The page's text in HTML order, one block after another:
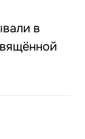
в